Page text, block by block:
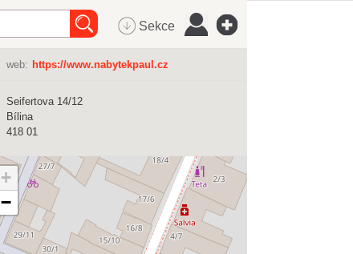
Sekce
web: https://www.nabytekpaul.cz
Seifertova 14/12
Bílina
418 01
+
−